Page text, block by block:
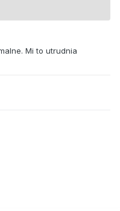
Mi to utrudnia